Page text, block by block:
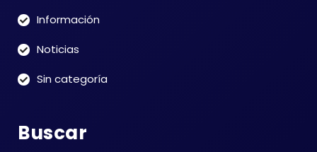
Información
Noticias
Sin categoría
Buscar